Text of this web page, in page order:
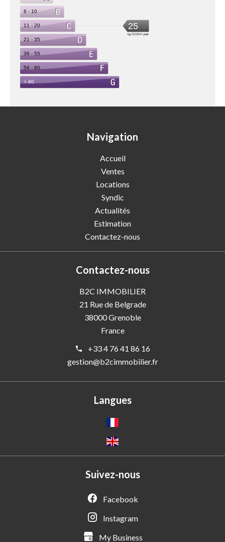
Navigation
Accueil
Ventes
Locations
Syndic
Actualités
Estimation
Contactez-nous
Contactez-nous
B2C IMMOBILIER
21 Rue de Belgrade
38000Grenoble
France
+33 4 76 41 86 16
gestion@b2cimmobilier.fr
Langues
Suivez-nous
Facebook
Instagram
My Business